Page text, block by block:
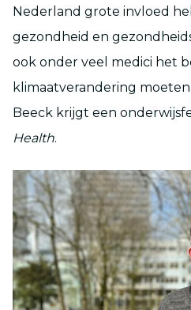
Nederland grote invloed
gezondheid en
ook onder veel medici het
klimaatverandering
Beeck krijgt een
Health.